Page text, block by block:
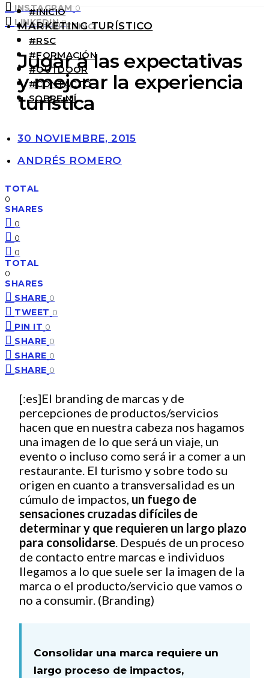
INSTAGRAM 0
LINKEDIN 0
#INICIO
#MARKETING
#RSC
#FORMACIÓN
#OUTDOOR
#CONTACTO
SOBRE MÍ
MARKETING TURÍSTICO
Jugar a las expectativas
y mejorar la experiencia
turística
30 NOVIEMBRE, 2015
ANDRÉS ROMERO
TOTAL
0
SHARES
0
0
0
TOTAL
0
SHARES
SHARE 0
TWEET 0
PIN IT 0
SHARE 0
SHARE 0
SHARE 0
[:es]El branding de marcas y de
percepciones de productos/servicios
hacen que en nuestra cabeza nos hagamos
una imagen de lo que será un viaje, un
evento o incluso como será ir a comer a un
restaurante. El turismo y sobre todo su
origen en cuanto a transversalidad es un
cúmulo de impactos, un fuego de
sensaciones cruzadas difíciles de
determinar y que requieren un largo plazo
para consolidarse. Después de un proceso
de contacto entre marcas e individuos
llegamos a lo que suele ser la imagen de la
marca o el producto/servicio que vamos o
no a consumir. (Branding)
Consolidar una marca requiere un
largo proceso de impactos,